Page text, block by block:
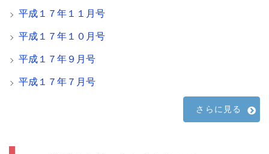
平成１７年１１月号
平成１７年１０月号
平成１７年９月号
平成１７年７月号
さらに見る